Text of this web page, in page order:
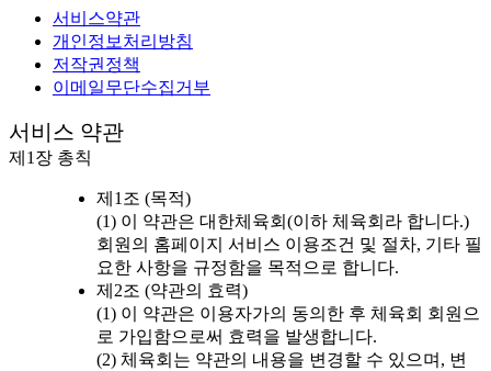
서비스약관
개인정보처리방침
저작권정책
이메일무단수집거부
서비스 약관
제1장 총칙
제1조 (목적)
(1) 이 약관은 대한체육회(이하 체육회라 합니다.)
회원의 홈페이지 서비스 이용조건 및 절차, 기타 필
요한 사항을 규정함을 목적으로 합니다.
제2조 (약관의 효력)
(1) 이 약관은 이용자가의 동의한 후 체육회 회원으
로 가입함으로써 효력을 발생합니다.
(2) 체육회는 약관의 내용을 변경할 수 있으며, 변